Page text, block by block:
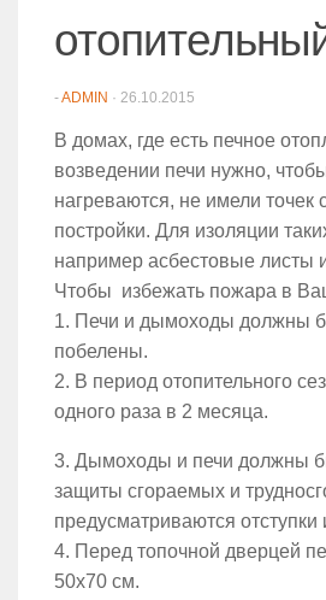
-ADMIN · 26.10.2015
В домах, где есть печное
возведении печи нужно,
нагреваются, не имели
постройки. Для изоляции
например асбестовые листы
Чтобы избежать пожара в
1. Печи и дымоходы должны
побелены.
2. В период отопительного
одного раза в 2 месяца.
3. Дымоходы и печи должны
защиты сгораемых и
предусматриваются
4. Перед топочной дверцей
50х70 см.